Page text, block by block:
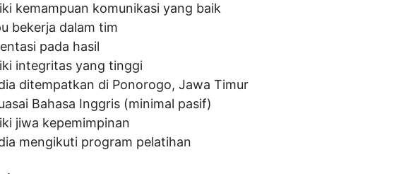
kemampuan komunikasi yang baik
bekerja dalam tim
pada hasil
integritas yang tinggi
ditempatkan di Ponorogo, Jawa Timur
Bahasa Inggris (minimal pasif)
jiwa kepemimpinan
mengikuti program pelatihan